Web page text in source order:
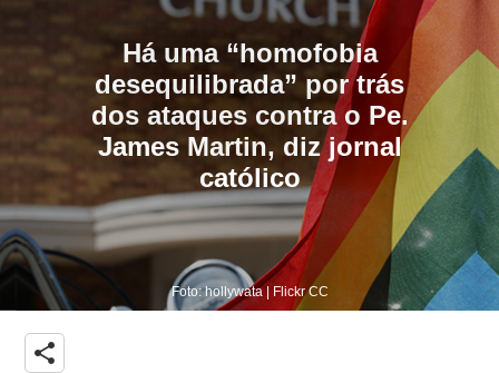
Há uma “homofobia
desequilibrada” por trás
dos ataques contra o Pe.
James Martin, diz jornal
católico
Foto: hollywata | Flickr CC
share